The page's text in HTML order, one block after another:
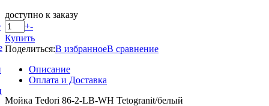
доступно к заказу
+-
Купить
Поделиться:В избранноеВ сравнение
Описание
Оплата и Доставка
Мойка Tedori 86-2-LB-WH Tetogranit/белый